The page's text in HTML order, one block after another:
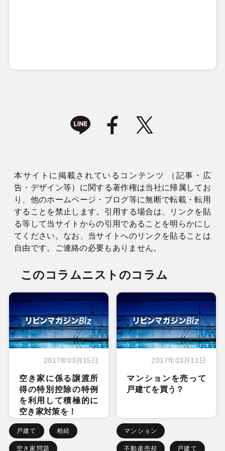
本サイトに掲載されているコンテンツ （記事・広
告・デザイン等）に関する著作権は当社に帰属してお
り、他のホームページ・ブログ等に無断で転載・転用
することを禁止します。引用する場合は、リンクを貼
る等して当サイトからの引用であることを明らかにし
てください。なお、当サイトへのリンクを貼ることは
自由です。ご連絡の必要もありません。
このコラムニストのコラム
2017年03月15日
空き家に係る譲渡所
得の特別控除の特例
を利用して積極的に
空き家対策を！
戸建て 相続
空き家問題
2017年03月11日
マンションを売って
戸建てを買う？
マンション
不動産売却 戸建て